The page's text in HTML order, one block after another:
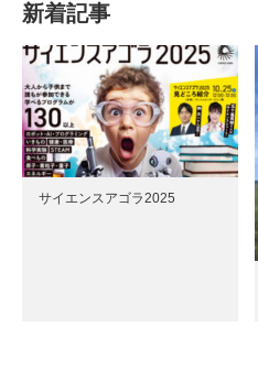
新着記事
サイエンスアゴラ2025